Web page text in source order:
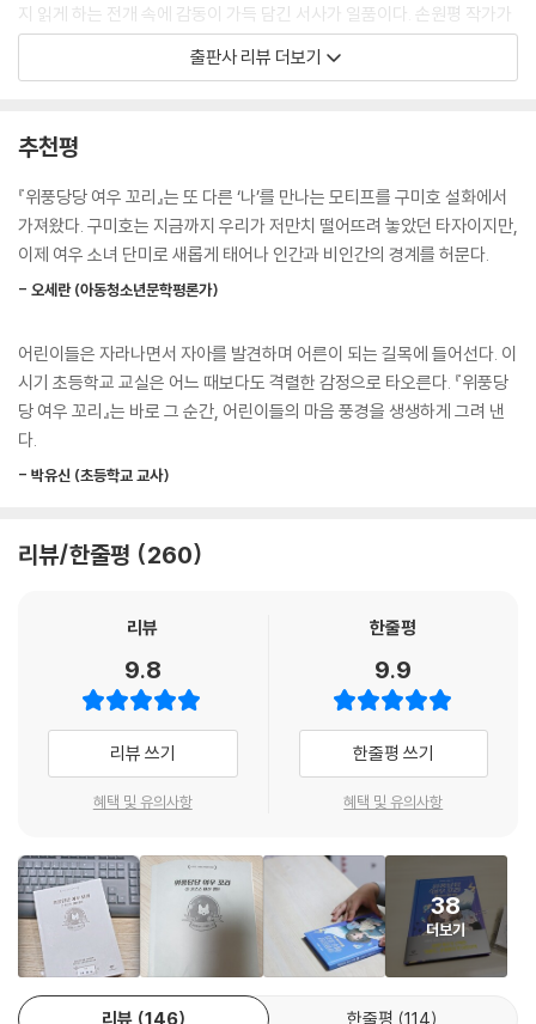
지 읽게 하는 전개 속에 감동이 가득 담긴 서사가 일품이다. 손원평 작가가
구축한 일상 속 놀라운 구미호 판타지는 『양말 도깨비』와 『별똥별이 떨어
지는 그곳에서 기다려』로 웹툰 독자들의 열렬한 지지를 받아 온 만물상 작
섬세하게 묘사된 일러스트와 함께 감상하는 기쁨을 한껏 누리게 될 것이
다.
“내가 나를 부끄러워하고 미워한다면
미운 나도, 이상한 나도 사랑하는 법을 일깨우는 이야기
어린이들이 한 해 한 해 자라면서 겪는 몸과 마음의 변화는 마치 폭풍과도
같다. 정신없이 휘몰아치는 변화 속에 선뜻 받아들이기 힘든 자신의 모습
을 발견하고, 자신에게 실망해 버리기도 한다. 하지만 진실을 회피하면 고
민은 눈덩이처럼 불어날 뿐이고, 부메랑처럼 되돌아올 뿐이다. 『위풍당당
여우 꼬리 1: 으스스 미션 캠프』의 핵심 사건은 어느 날 단미에게 갑자기 돋
솔직한 마음을 주고받으며 서로를 위로하는 시간을 가진다. 운동을 좋아하
견디기 힘들어하는 아이, 혼자서 몰두하는 시간을 즐기지만 더 큰 일을 해
낼 수 있을지 자책하는 아이……. 단미는 자신만이 ‘별종’이고 외따로 떨어
진 존재가 아닐까 불안해하지만, 우리 모두는 타인이 모르는 약점과 비밀
을 간직하고 있음을 보여 주는 대목이다.
결국 단미는 ‘으스스 미션 캠프’에서의 잊을 수 없는 경험을 바탕으로 미운
하는 법을 깨우쳐 나간다. 우리는 모두 선택할 수 있다. 자기 자신과 사이좋
은 친구가 될지, 아니면 자기 자신을 미워하면서 살아가게 될지를 말이다.
『위풍당당 여우 꼬리』는 ‘나’에 대한 질문을 던지고 그에 대한 해답을 찾아
가는 어린이들의 곁에 머무르는 다정한 친구가 되어 줄 것이다.
“네 비밀을 비웃지 않고 이해해 줄 사람이
출판사 리뷰 더보기
추천평
『위풍당당 여우 꼬리』는 또 다른 ‘나’를 만나는 모티프를 구미호 설화에서
가져왔다. 구미호는 지금까지 우리가 저만치 떨어뜨려 놓았던 타자이지만,
이제 여우 소녀 단미로 새롭게 태어나 인간과 비인간의 경계를 허문다.
- 오세란 (아동청소년문학평론가)
어린이들은 자라나면서 자아를 발견하며 어른이 되는 길목에 들어선다. 이
시기 초등학교 교실은 어느 때보다도 격렬한 감정으로 타오른다. 『위풍당
당 여우 꼬리』는 바로 그 순간, 어린이들의 마음 풍경을 생생하게 그려 낸
다.
- 박유신 (초등학교 교사)
리뷰/한줄평 260
리뷰
9.8
리뷰 쓰기
혜택 및 유의사항
한줄평
9.9
한줄평 쓰기
혜택 및 유의사항
38
더보기
리뷰 146 한줄평 114